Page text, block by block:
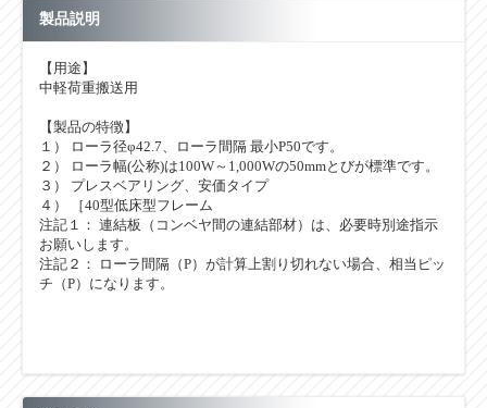
製品説明
【用途】
中軽荷重搬送用
【製品の特徴】
１） ローラ径φ42.7、ローラ間隔 最小P50です。
２） ローラ幅(公称)は100W～1,000Wの50mmとびが標準です。
３） プレスベアリング、安価タイプ
４） ［40型低床型フレーム
注記１： 連結板（コンベヤ間の連結部材）は、必要時別途指示
お願いします。
注記２： ローラ間隔（P）が計算上割り切れない場合、相当ピッ
チ（P）になります。